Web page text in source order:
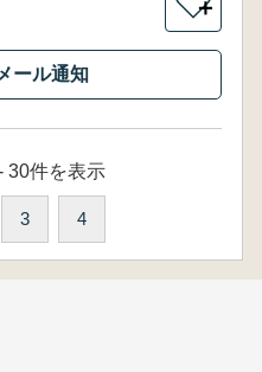
＋
ール通知
30件を表示
3 4